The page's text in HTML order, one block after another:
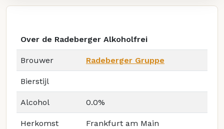
Over de Radeberger Alkoholfrei
Brouwer Radeberger Gruppe
Bierstijl
Alcohol 0.0%
Herkomst Frankfurt am Main